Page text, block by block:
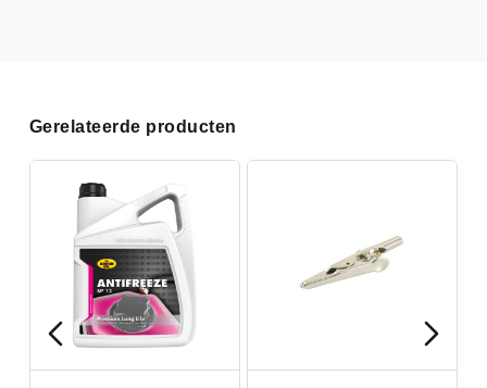
Gerelateerde producten